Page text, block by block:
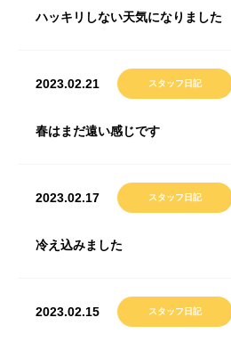
ハッキリしない天気になりました
2023.02.21 スタッフ日記
春はまだ遠い感じです
2023.02.17 スタッフ日記
冷え込みました
2023.02.15 スタッフ日記